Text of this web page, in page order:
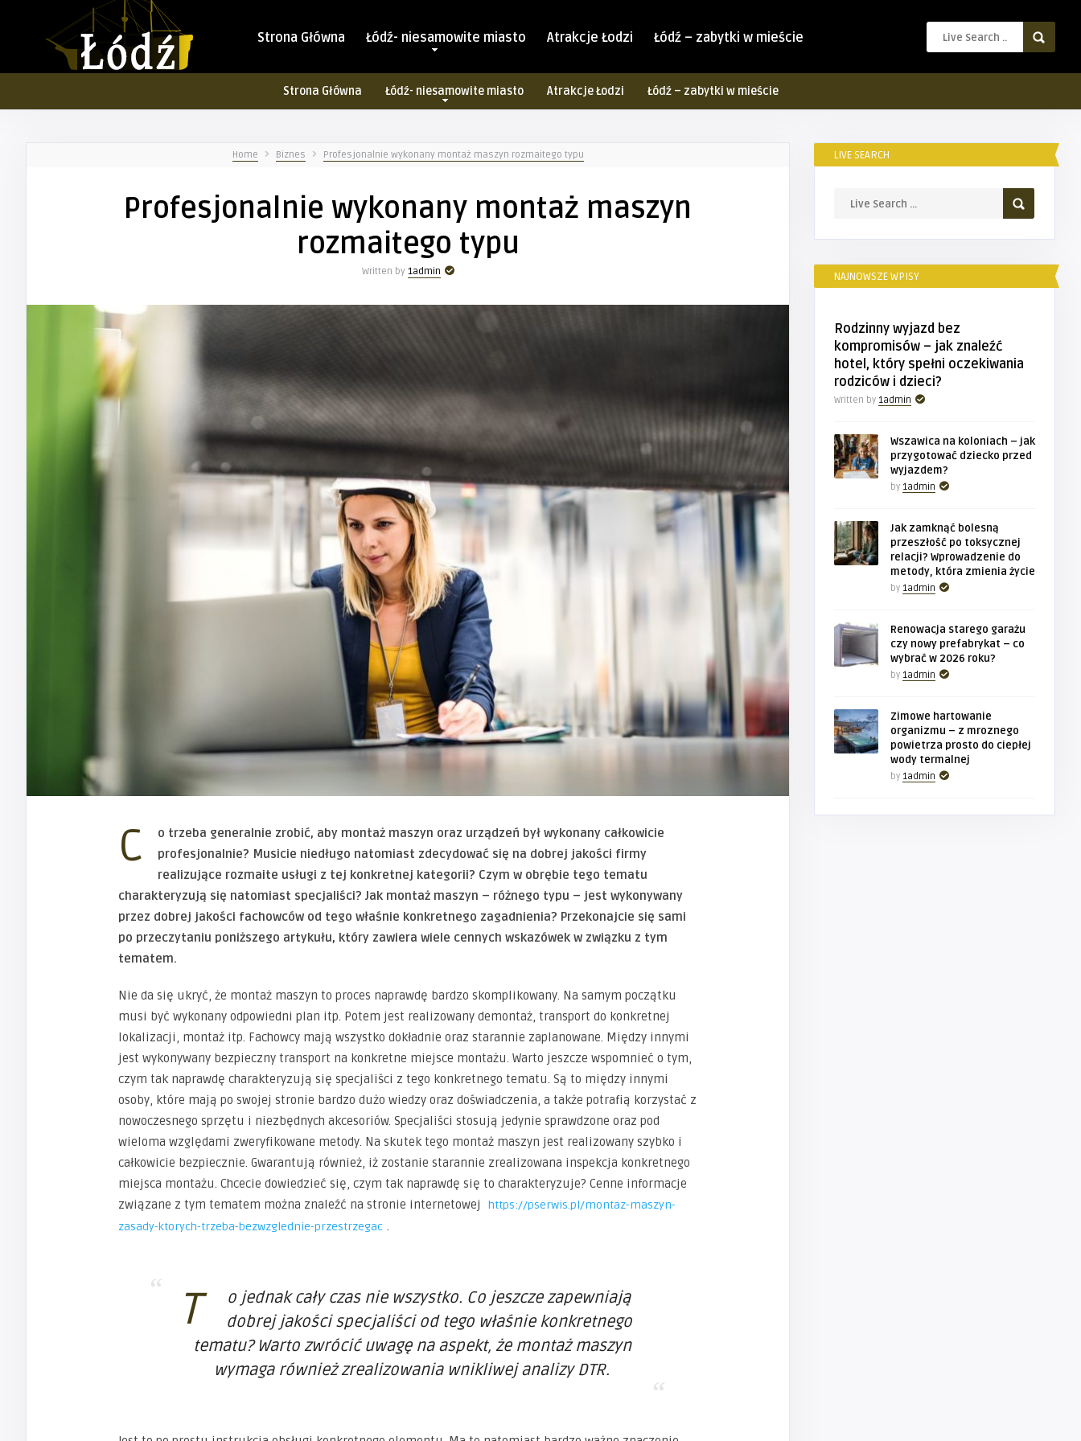
Strona Główna Łódź- niesamowite miasto Atrakcje Łodzi Łódź – zabytki w mieście
Strona Główna Łódź- niesamowite miasto Atrakcje Łodzi Łódź – zabytki w mieście
Home Biznes Profesjonalnie wykonany montaż maszyn rozmaitego typu
Profesjonalnie wykonany montaż maszyn
rozmaitego typu
Written by 1admin
C
o trzeba generalnie zrobić, aby montaż maszyn oraz urządzeń był wykonany całkowicie
profesjonalnie? Musicie niedługo natomiast zdecydować się na dobrej jakości firmy
realizujące rozmaite usługi z tej konkretnej kategorii? Czym w obrębie tego tematu
charakteryzują się natomiast specjaliści? Jak montaż maszyn – różnego typu – jest wykonywany
przez dobrej jakości fachowców od tego właśnie konkretnego zagadnienia? Przekonajcie się sami
po przeczytaniu poniższego artykułu, który zawiera wiele cennych wskazówek w związku z tym
tematem.
Nie da się ukryć, że montaż maszyn to proces naprawdę bardzo skomplikowany. Na samym początku
musi być wykonany odpowiedni plan itp. Potem jest realizowany demontaż, transport do konkretnej
lokalizacji, montaż itp. Fachowcy mają wszystko dokładnie oraz starannie zaplanowane. Między innymi
jest wykonywany bezpieczny transport na konkretne miejsce montażu. Warto jeszcze wspomnieć o tym,
czym tak naprawdę charakteryzują się specjaliści z tego konkretnego tematu. Są to między innymi
osoby, które mają po swojej stronie bardzo dużo wiedzy oraz doświadczenia, a także potrafią korzystać z
nowoczesnego sprzętu i niezbędnych akcesoriów. Specjaliści stosują jedynie sprawdzone oraz pod
wieloma względami zweryfikowane metody. Na skutek tego montaż maszyn jest realizowany szybko i
całkowicie bezpiecznie. Gwarantują również, iż zostanie starannie zrealizowana inspekcja konkretnego
miejsca montażu. Chcecie dowiedzieć się, czym tak naprawdę się to charakteryzuje? Cenne informacje
związane z tym tematem można znaleźć na stronie internetowej
https://pserwis.pl/montaz-maszyn-
zasady-ktorych-trzeba-bezwzglednie-przestrzegac .
T
o jednak cały czas nie wszystko. Co jeszcze zapewniają
dobrej jakości specjaliści od tego właśnie konkretnego
tematu? Warto zwrócić uwagę na aspekt, że montaż maszyn
wymaga również zrealizowania wnikliwej analizy DTR.
LIVE SEARCH
NAJNOWSZE WPISY
Rodzinny wyjazd bez
kompromisów – jak znaleźć
hotel, który spełni oczekiwania
rodziców i dzieci?
Written by 1admin
Wszawica na koloniach – jak
przygotować dziecko przed
wyjazdem?
by 1admin
Jak zamknąć bolesną
przeszłość po toksycznej
relacji? Wprowadzenie do
metody, która zmienia życie
by 1admin
Renowacja starego garażu
czy nowy prefabrykat – co
wybrać w 2026 roku?
by 1admin
Zimowe hartowanie
organizmu – z mroznego
powietrza prosto do ciepłej
wody termalnej
by 1admin